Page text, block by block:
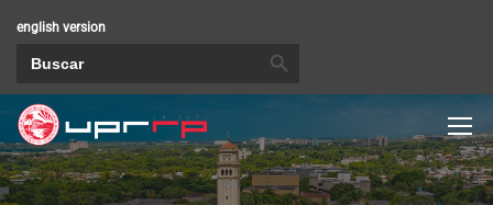
english version